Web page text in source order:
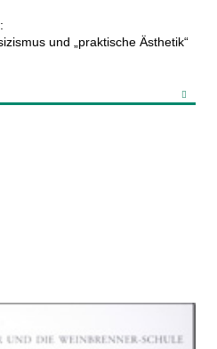
und „praktische Ästhetik“